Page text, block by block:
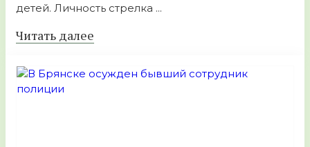
детей. Личность стрелка ...
Читать далее